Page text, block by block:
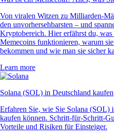
Von viralen Witzen zu Milliarden-
den unvorhersehbarsten – und
Kryptobereich. Hier erfährst du,
Memecoins funktionieren, warum
bekommen und wie man sie sicher
Learn more
Solana (SOL) in Deutschland kaufen
Erfahren Sie, wie Sie Solana (SOL)
kaufen können. Schritt-für-Schritt-
Vorteile und Risiken für Einsteiger.